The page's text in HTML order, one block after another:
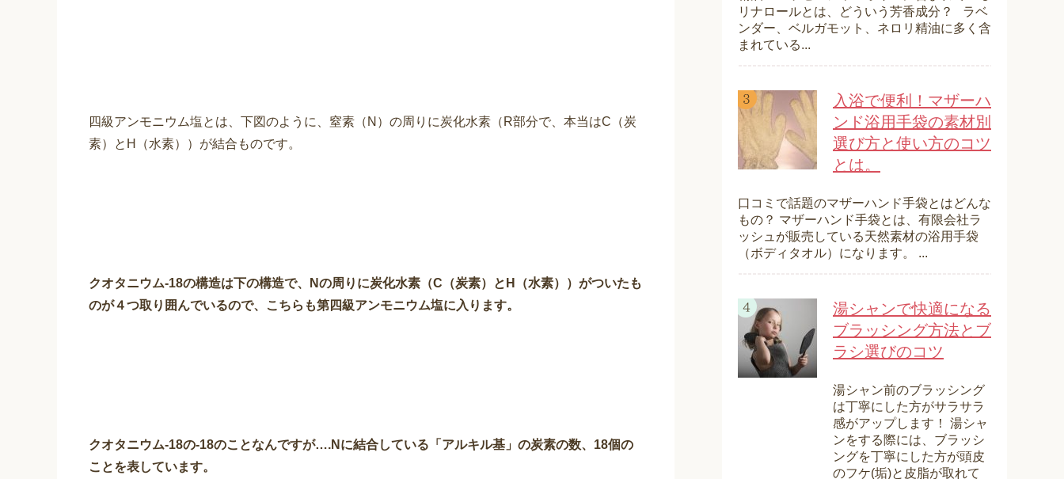
四級アンモニウム塩とは、下図のように、窒素（N）の周りに炭化水素（R部分で、本当はC（炭
素）とH（水素））が結合ものです。
クオタニウム-18の構造は下の構造で、 Nの周りに炭化水素（C（炭素）とH（水素））がついたも
のが４つ取り囲んでいるので、こちらも第四級アンモニウム塩に入ります。
クオタニウム-18の-18のことなんですが….Nに結合している「アルキル基」の炭素の数、18個の
ことを表しています。
リナロールとは、どういう芳香成分？ ラベ
ンダー、ベルガモット、ネロリ精油に多く含
まれている...
入浴で便利！マザーハ
ンド浴用手袋の素材別
選び方と使い方のコツ
とは。
口コミで話題のマザーハンド手袋とはどんな
もの？ マザーハンド手袋とは、有限会社ラ
ッシュが販売している天然素材の浴用手袋
（ボディタオル）になります。 ...
湯シャンで快適になる
ブラッシング方法とブ
ラシ選びのコツ
湯シャン前のブラッシング
は丁寧にした方がサラサラ
感がアップします！ 湯シャ
ンをする際には、ブラッシ
ングを丁寧にした方が頭皮
のフケ(垢)と皮脂が取れて